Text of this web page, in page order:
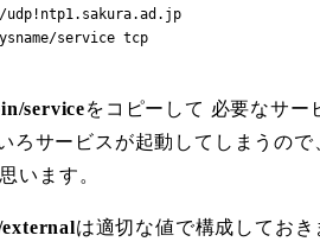
service tcp
serviceをコピーして 必要なサー
ろサービスが起動してしまうの
います。
は適切な値で構成しておき